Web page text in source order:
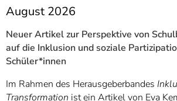
Barrierefreiheit
August 2026
Neuer Artikel zur Perspektive von
auf die Inklusion und soziale
Schüler*innen
Im Rahmen des Herausgeberbandes
Transformation ist ein Artikel von Eva